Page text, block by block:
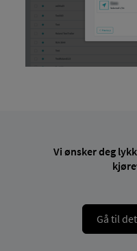
Vi ønsker deg
Gå til